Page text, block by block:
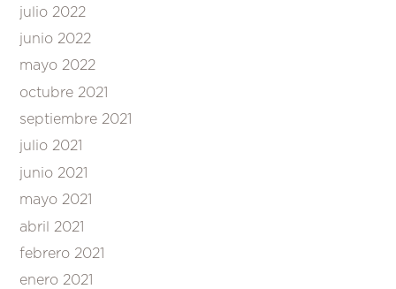
julio 2022
junio 2022
mayo 2022
octubre 2021
septiembre 2021
julio 2021
junio 2021
mayo 2021
abril 2021
febrero 2021
enero 2021